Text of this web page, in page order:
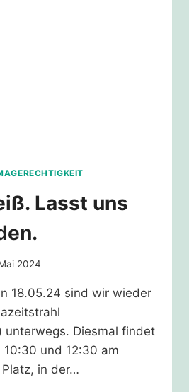
Lasst uns
2024
18.05.24 sind wir wieder
unterwegs. Diesmal findet
und 12:30 am
in der…